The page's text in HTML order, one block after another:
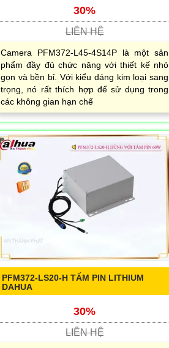
30%
LIÊN HỆ
Camera PFM372-L45-4S14P là một sản
phẩm đầy đủ chức năng với thiết kế nhỏ
gọn và bền bỉ. Với kiểu dáng kim loại sang
trọng, nó rất thích hợp để sử dụng trong
các không gian hạn chế
PFM372-LS20-H TẤM PIN LITHIUM
DAHUA
30%
LIÊN HỆ